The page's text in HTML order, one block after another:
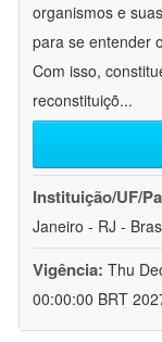
organismos e
para se entender
Com isso,
reconstituiçõ...
Instituição/UF/
Janeiro - RJ -
Vigência: Thu
00:00:00 BRT